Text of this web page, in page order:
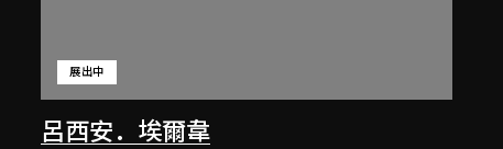
呂西安．埃爾韋
展出中